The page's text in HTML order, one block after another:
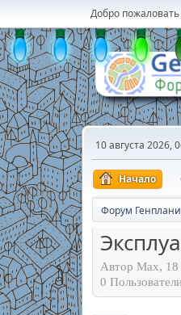
Добро
10 августа 2026,
Начало
Форум
Автор Max, 18
0